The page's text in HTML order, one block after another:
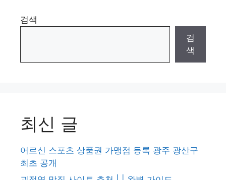
검색
검
색
최신 글
어르신 스포츠 상품권 가맹점 등록 광주 광산구
최초 공개